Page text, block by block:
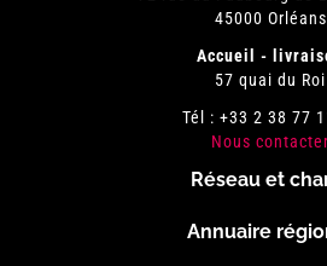
45000 Orléans
Accueil -
57 quai du Roi
Tél : +33 2 38 77
Nous contacter
Réseau et
Annuaire